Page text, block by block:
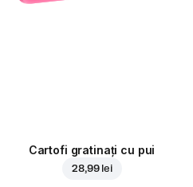
Cartofi gratinați cu pui
28,99 lei